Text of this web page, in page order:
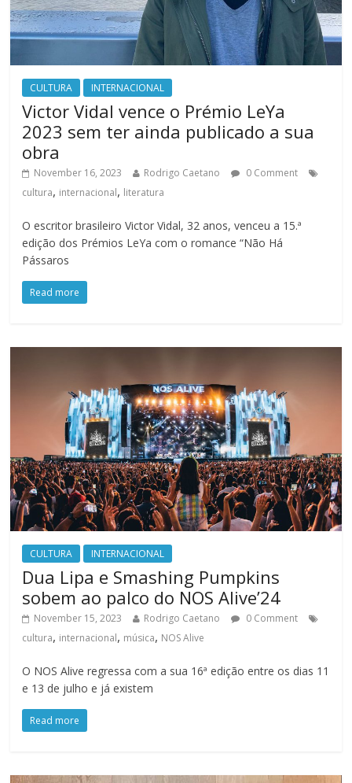
CULTURA INTERNACIONAL
Victor Vidal vence o Prémio LeYa
2023 sem ter ainda publicado a sua
obra
November 16, 2023 Rodrigo Caetano
0 Comment
cultura, internacional, literatura
O escritor brasileiro Victor Vidal, 32 anos, venceu a 15.ª
edição dos Prémios LeYa com o romance “Não Há
Pássaros
Read more
CULTURA INTERNACIONAL
Dua Lipa e Smashing Pumpkins
sobem ao palco do NOS Alive’24
November 15, 2023 Rodrigo Caetano
0 Comment
cultura, internacional, música, NOS Alive
O NOS Alive regressa com a sua 16ª edição entre os dias 11
e 13 de julho e já existem
Read more